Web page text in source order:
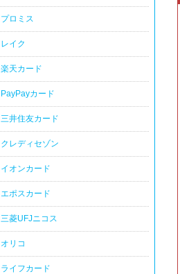
プロミス
レイク
楽天カード
PayPayカード
三井住友カード
クレディセゾン
イオンカード
エポスカード
三菱UFJニコス
オリコ
ライフカード